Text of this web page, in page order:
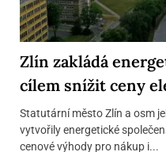
Zlín zakládá
cílem snížit ceny
Statutární město Zlín a osm
vytvořily energetické
cenové výhody pro nákup i...